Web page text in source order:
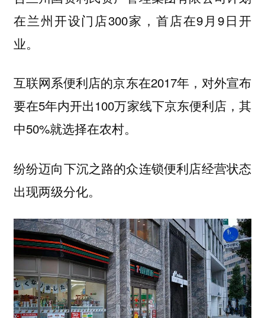
在兰州开设门店300家，首店在9月9日开
业。
互联网系便利店的京东在2017年，对外宣布
要在5年内开出100万家线下京东便利店，其
中50%就选择在农村。
纷纷迈向下沉之路的众连锁便利店经营状态
出现两级分化。